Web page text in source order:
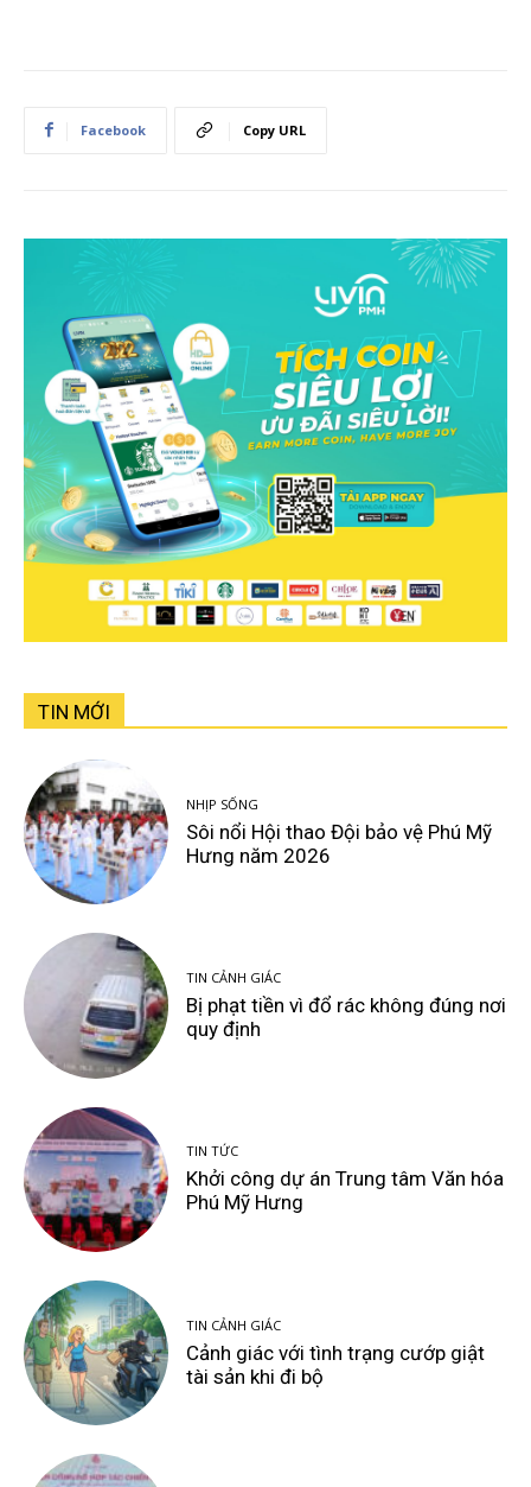
Facebook Copy URL
TIN MỚI
NHỊP SỐNG
Sôi nổi Hội thao Đội bảo vệ Phú Mỹ
Hưng năm 2026
TIN CẢNH GIÁC
Bị phạt tiền vì đổ rác không đúng nơi
quy định
TIN TỨC
Khởi công dự án Trung tâm Văn hóa
Phú Mỹ Hưng
TIN CẢNH GIÁC
Cảnh giác với tình trạng cướp giật
tài sản khi đi bộ